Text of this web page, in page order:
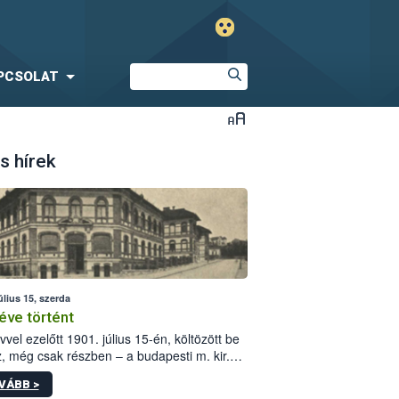
hírek
15, szerda
történt
ezelőtt 1901. július 15-én, költözött be
még csak részben – a budapesti m. kir.
állomás a Kis Rókus utca
alatti, Czigler Győző által tervezett új
>